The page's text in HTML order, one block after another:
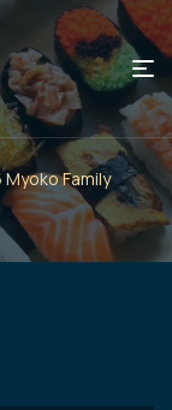
Myoko Family